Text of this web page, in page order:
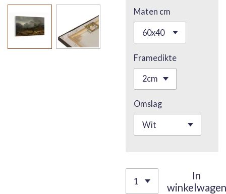
Maten cm
Framedikte
Omslag
In
winkelwagen